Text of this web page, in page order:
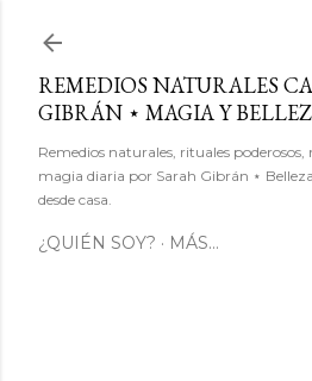
REMEDIOS NATURALES
GIBRÁN ⋆ MAGIA Y
Remedios naturales, rituales poderosos,
magia diaria por Sarah Gibrán ⋆
desde casa.
¿QUIÉN SOY? MÁS…